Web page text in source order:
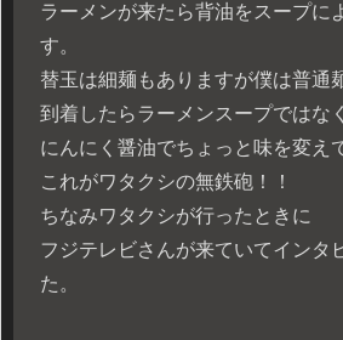
ラーメンが来たら背油をスープに
す。
替玉は細麺もありますが僕は普通
到着したらラーメンスープではなく
にんにく醤油でちょっと味を変え
これがワタクシの無鉄砲！！
ちなみワタクシが行ったときに
フジテレビさんが来ていてインタ
た。